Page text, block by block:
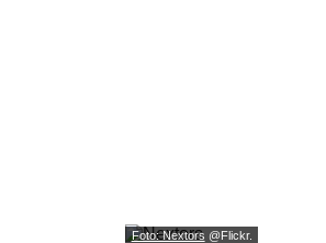
Foto: Nextors @Flickr.